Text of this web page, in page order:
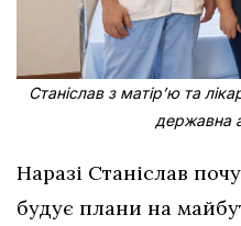
Станіслав з матірʼю та
державна
Наразі Станіслав
будує плани на